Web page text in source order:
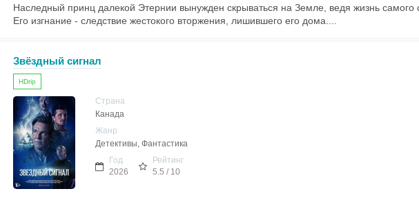
Наследный принц далекой Этернии вынужден скрываться на Земле, ведя жизнь самого
Его изгнание - следствие жестокого вторжения, лишившего его дома....
Звёздный сигнал
HDrip
Страна
Канада
Жанр
Детективы, Фантастика
Год
2026
Рейтинг
5.5 / 10